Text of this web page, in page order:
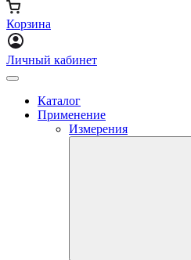
Корзина
Личный кабинет
Каталог
Применение
Измерения